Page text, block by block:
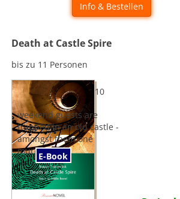
Info & Bestellen
Death at Castle Spire
bis zu 11 Personen
E-Book
10
weekend guests are
trapped in an old castle -
amongst them one
murderer...